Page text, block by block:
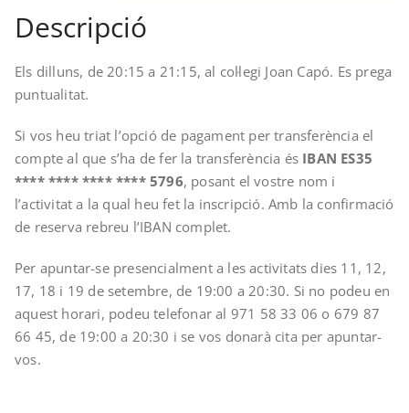
Descripció
Els dilluns, de 20:15 a 21:15, al col·legi Joan Capó. Es prega
puntualitat.
Si vos heu triat l’opció de pagament per transferència el
compte al que s’ha de fer la transferència és IBAN ES35
**** **** **** **** 5796, posant el vostre nom i
l’activitat a la qual heu fet la inscripció. Amb la confirmació
de reserva rebreu l’IBAN complet.
Per apuntar-se presencialment a les activitats dies 11, 12,
17, 18 i 19 de setembre, de 19:00 a 20:30. Si no podeu en
aquest horari, podeu telefonar al 971 58 33 06 o 679 87
66 45, de 19:00 a 20:30 i se vos donarà cita per apuntar-
vos.